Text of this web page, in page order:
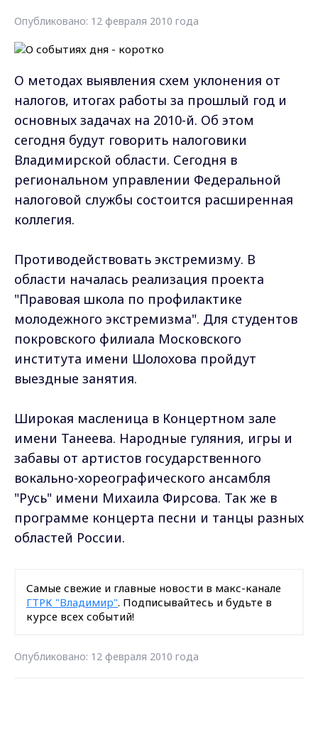
Опубликовано: 12 февраля 2010 года
О методах выявления схем уклонения от
налогов, итогах работы за прошлый год и
основных задачах на 2010-й. Об этом
сегодня будут говорить налоговики
Владимирской области. Сегодня в
региональном управлении Федеральной
налоговой службы состоится расширенная
коллегия.
Противодействовать экстремизму. В
области началась реализация проекта
"Правовая школа по профилактике
молодежного экстремизма". Для студентов
покровского филиала Московского
института имени Шолохова пройдут
выездные занятия.
Широкая масленица в Концертном зале
имени Танеева. Народные гуляния, игры и
забавы от артистов государственного
вокально-хореографического ансамбля
"Русь" имени Михаила Фирсова. Так же в
программе концерта песни и танцы разных
областей России.
Самые свежие и главные новости в макс-канале
ГТРК "Владимир". Подписывайтесь и будьте в
курсе всех событий!
Опубликовано: 12 февраля 2010 года